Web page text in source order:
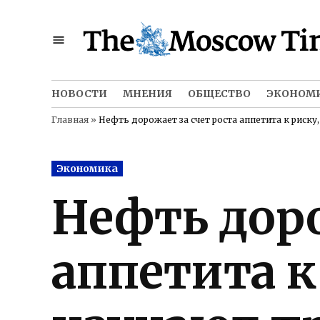
НОВОСТИ МНЕНИЯ ОБЩЕСТВО
Главная » Нефть дорожает за счет роста аппетита к
Posted
in
Экономика
Нефть
аппетита